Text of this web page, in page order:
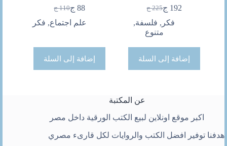
225 ج
السعر
الأصلي
هو:
192 جالسعر
الحالي
هو:
فكر , فلسفة,
متنوع
إضافة إلى السلة
110 ج
السعر
الأصلي
88 جالسعر
الحالي
علم اجتماع, فكر
إضافة إلى السلة
عن المكتبة
اكبر موقع اونلاين لبيع الكتب الورقية داخل مصر
هدفنا توفير افضل الكتب والروايات لكل قارىء مصري